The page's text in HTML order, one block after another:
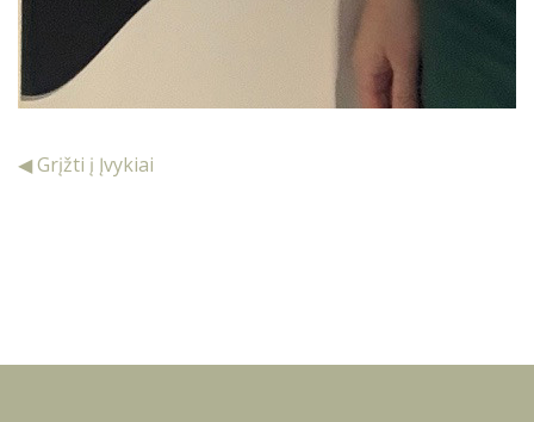
◀ Grįžti į Įvykiai